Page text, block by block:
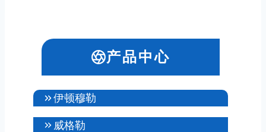
产品中心
伊顿穆勒
威格勒